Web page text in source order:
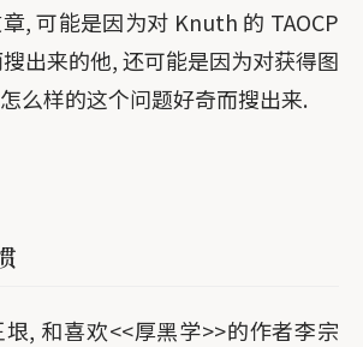
, 可能是因为对 Knuth 的 TAOCP
出来的他, 还可能是因为对获得图
么样的这个问题好奇而搜出来.
, 和喜欢<<厚黑学>>的作者李宗